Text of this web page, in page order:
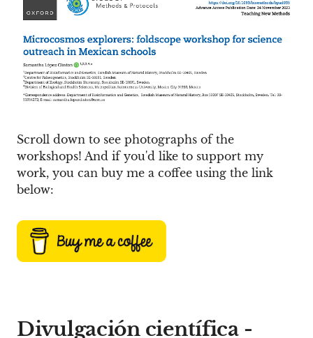
Scroll down to see photographs of the
workshops! And if you'd like to support my
work, you can buy me a coffee using the link
below:
Divulgación científica -